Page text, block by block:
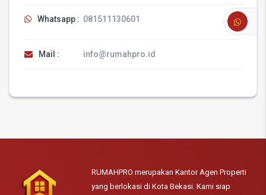
Whatsapp : 081511130601
Mail : info@rumahpro.id
RUMAHPRO merupakan Kantor Agen Properti
yang berlokasi di Kota Bekasi. Kami siap